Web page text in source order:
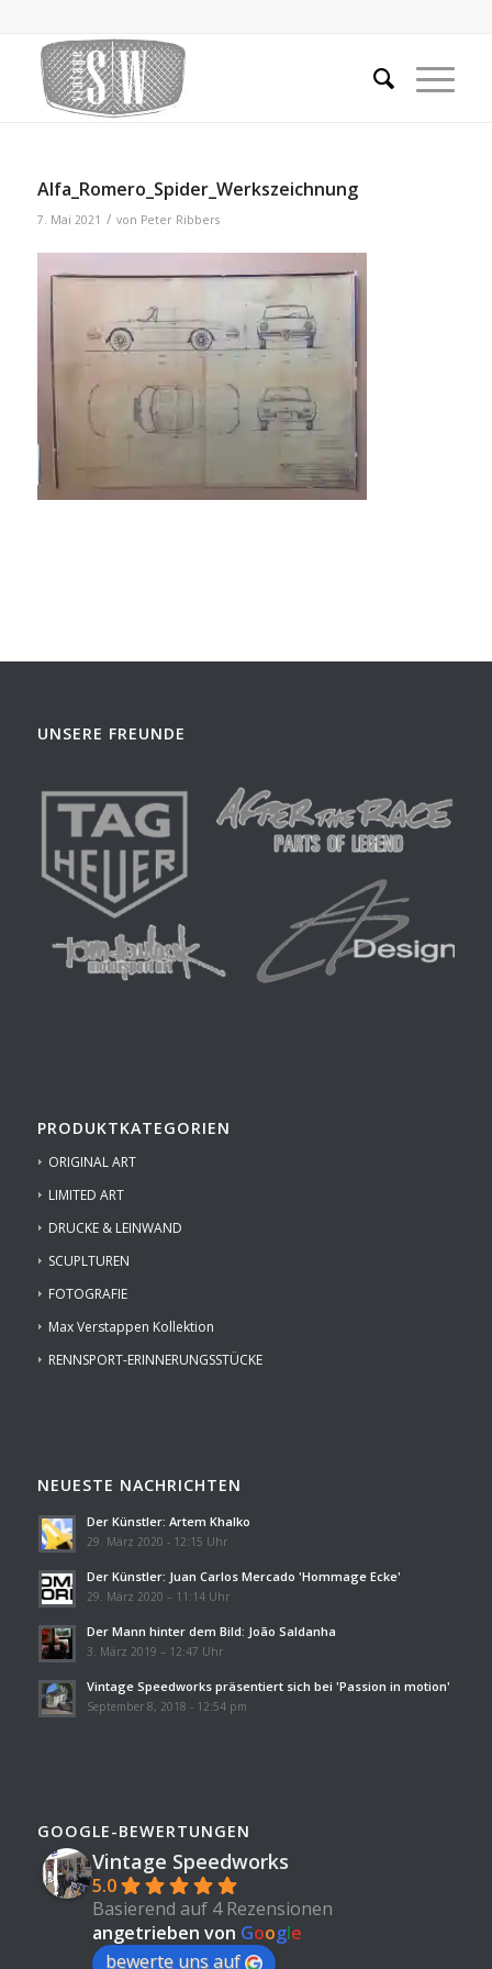
Alfa_Romero_Spider_Werkszeichnung
7. Mai 2021 / von Peter Ribbers
UNSERE FREUNDE
PRODUKTKATEGORIEN
ORIGINAL ART
LIMITED ART
DRUCKE & LEINWAND
SCUPLTUREN
FOTOGRAFIE
Max Verstappen Kollektion
RENNSPORT-ERINNERUNGSSTÜCKE
NEUESTE NACHRICHTEN
Der Künstler: Artem Khalko
29. März 2020 - 12:15 Uhr
Der Künstler: Juan Carlos Mercado 'Hommage Ecke'
29. März 2020 – 11:14 Uhr
Der Mann hinter dem Bild: João Saldanha
3. März 2019 – 12:47 Uhr
Vintage Speedworks präsentiert sich bei 'Passion in motion'
September 8, 2018 - 12:54 pm
GOOGLE-BEWERTUNGEN
Vintage Speedworks
5.0
Basierend auf 4 Rezensionen
angetrieben von Google
bewerte uns auf